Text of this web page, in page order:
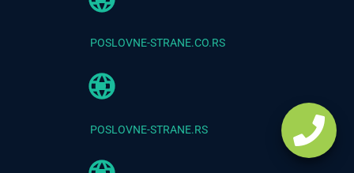
POSLOVNE-STRANE.CO.RS
POSLOVNE-STRANE.RS